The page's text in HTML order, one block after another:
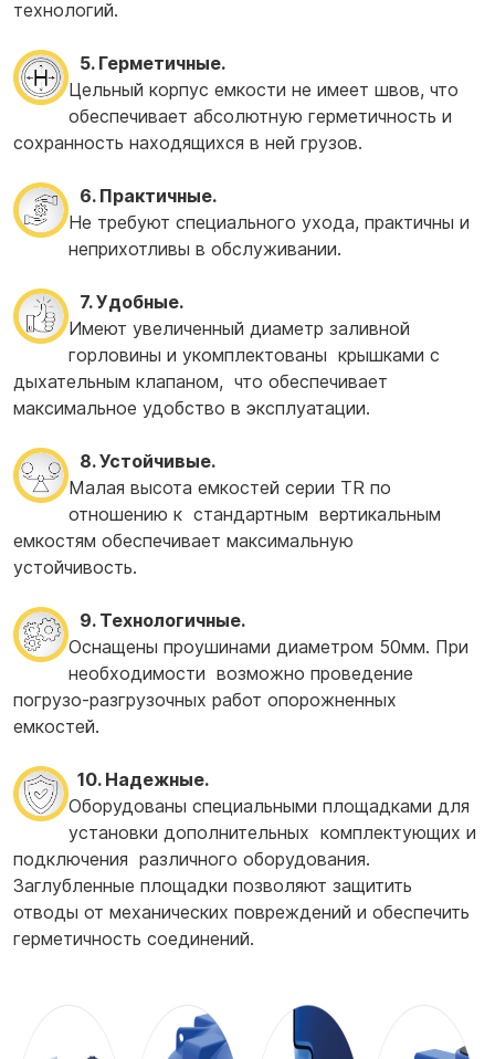
технологий.
5. Герметичные.
Цельный корпус емкости не имеет швов, что
обеспечивает абсолютную герметичность и
сохранность находящихся в ней грузов.
6. Практичные.
Не требуют специального ухода, практичны и
неприхотливы в обслуживании.
7. Удобные.
Имеют увеличенный диаметр заливной
горловины и укомплектованы крышками с
дыхательным клапаном, что обеспечивает
максимальное удобство в эксплуатации.
8. Устойчивые.
Малая высота емкостей серии TR по
отношению к стандартным вертикальным
емкостям обеспечивает максимальную
устойчивость.
9. Технологичные.
Оснащены проушинами диаметром 50мм. При
необходимости возможно проведение
погрузо-разгрузочных работ опорожненных
емкостей.
10. Надежные.
Оборудованы специальными площадками для
установки дополнительных комплектующих и
подключения различного оборудования.
Заглубленные площадки позволяют защитить
отводы от механических повреждений и обеспечить
герметичность соединений.